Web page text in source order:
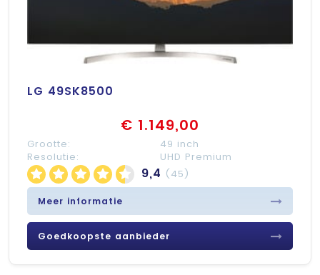
LG 49SK8500
€ 1.149,00
Grootte:
49 inch
Resolutie:
UHD Premium
9,4 (45)
Meer informatie
Goedkoopste aanbieder